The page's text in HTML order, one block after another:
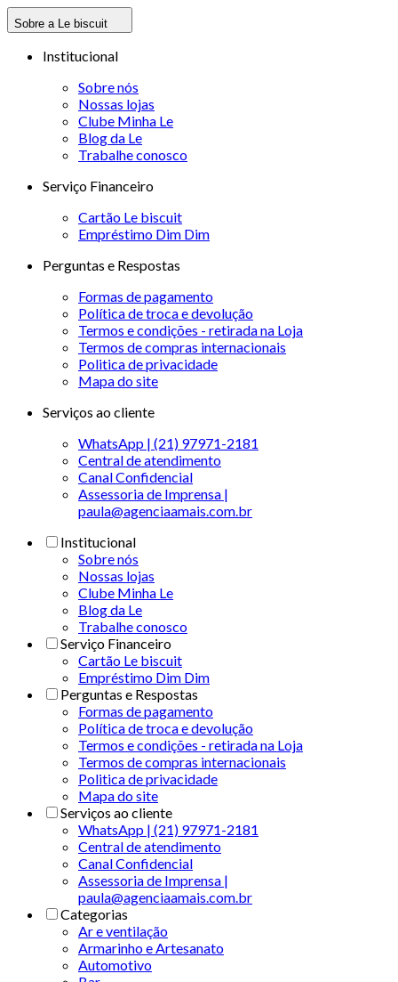
Sobre a Le biscuit
Institucional
Sobre nós
Nossas lojas
Clube Minha Le
Blog da Le
Trabalhe conosco
Serviço Financeiro
Cartão Le biscuit
Empréstimo Dim Dim
Perguntas e Respostas
Formas de pagamento
Política de troca e devolução
Termos e condições - retirada na Loja
Termos de compras internacionais
Politica de privacidade
Mapa do site
Serviços ao cliente
WhatsApp | (21) 97971-2181
Central de atendimento
Canal Confidencial
Assessoria de Imprensa |
paula@agenciaamais.com.br
Institucional
Sobre nós
Nossas lojas
Clube Minha Le
Blog da Le
Trabalhe conosco
Serviço Financeiro
Cartão Le biscuit
Empréstimo Dim Dim
Perguntas e Respostas
Formas de pagamento
Política de troca e devolução
Termos e condições - retirada na Loja
Termos de compras internacionais
Politica de privacidade
Mapa do site
Serviços ao cliente
WhatsApp | (21) 97971-2181
Central de atendimento
Canal Confidencial
Assessoria de Imprensa |
paula@agenciaamais.com.br
Categorias
Ar e ventilação
Armarinho e Artesanato
Automotivo